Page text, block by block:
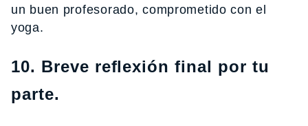
un buen profesorado, comprometido con el
yoga.
10. Breve reflexión final por tu
parte.